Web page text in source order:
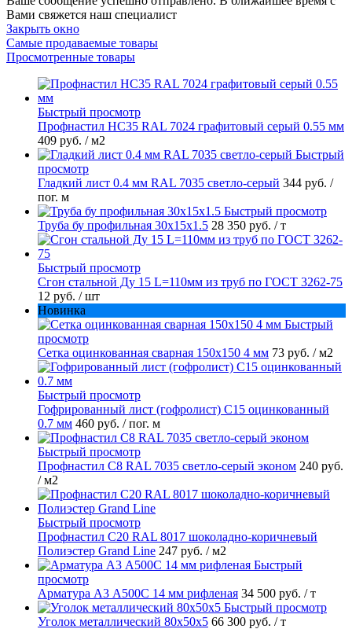
Вами свяжется наш специалист
Закрыть окно
Самые продаваемые товары
Просмотренные товары
Быстрый просмотр
Профнастил НС35 RAL 7024 графитовый серый 0.55 мм
409 руб. / м2
Быстрый
просмотр
Гладкий лист 0.4 мм RAL 7035 светло-серый 344 руб. /
пог. м
Быстрый просмотр
Труба бу профильная 30х15х1.5 28 350 руб. / т
Быстрый просмотр
Сгон стальной Ду 15 L=110мм из труб по ГОСТ 3262-75
12 руб. / шт
Новинка
Быстрый
просмотр
Сетка оцинкованная сварная 150х150 4 мм 73 руб. / м2
Быстрый просмотр
Гофрированный лист (гофролист) С15 оцинкованный
0.7 мм 460 руб. / пог. м
Быстрый просмотр
Профнастил С8 RAL 7035 светло-серый эконом 240 руб.
/ м2
Быстрый просмотр
Профнастил С20 RAL 8017 шоколадно-коричневый
Полиэстер Grand Line 247 руб. / м2
Быстрый
просмотр
Арматура А3 А500С 14 мм рифленая 34 500 руб. / т
Быстрый просмотр
Уголок металлический 80х50х5 66 300 руб. / т